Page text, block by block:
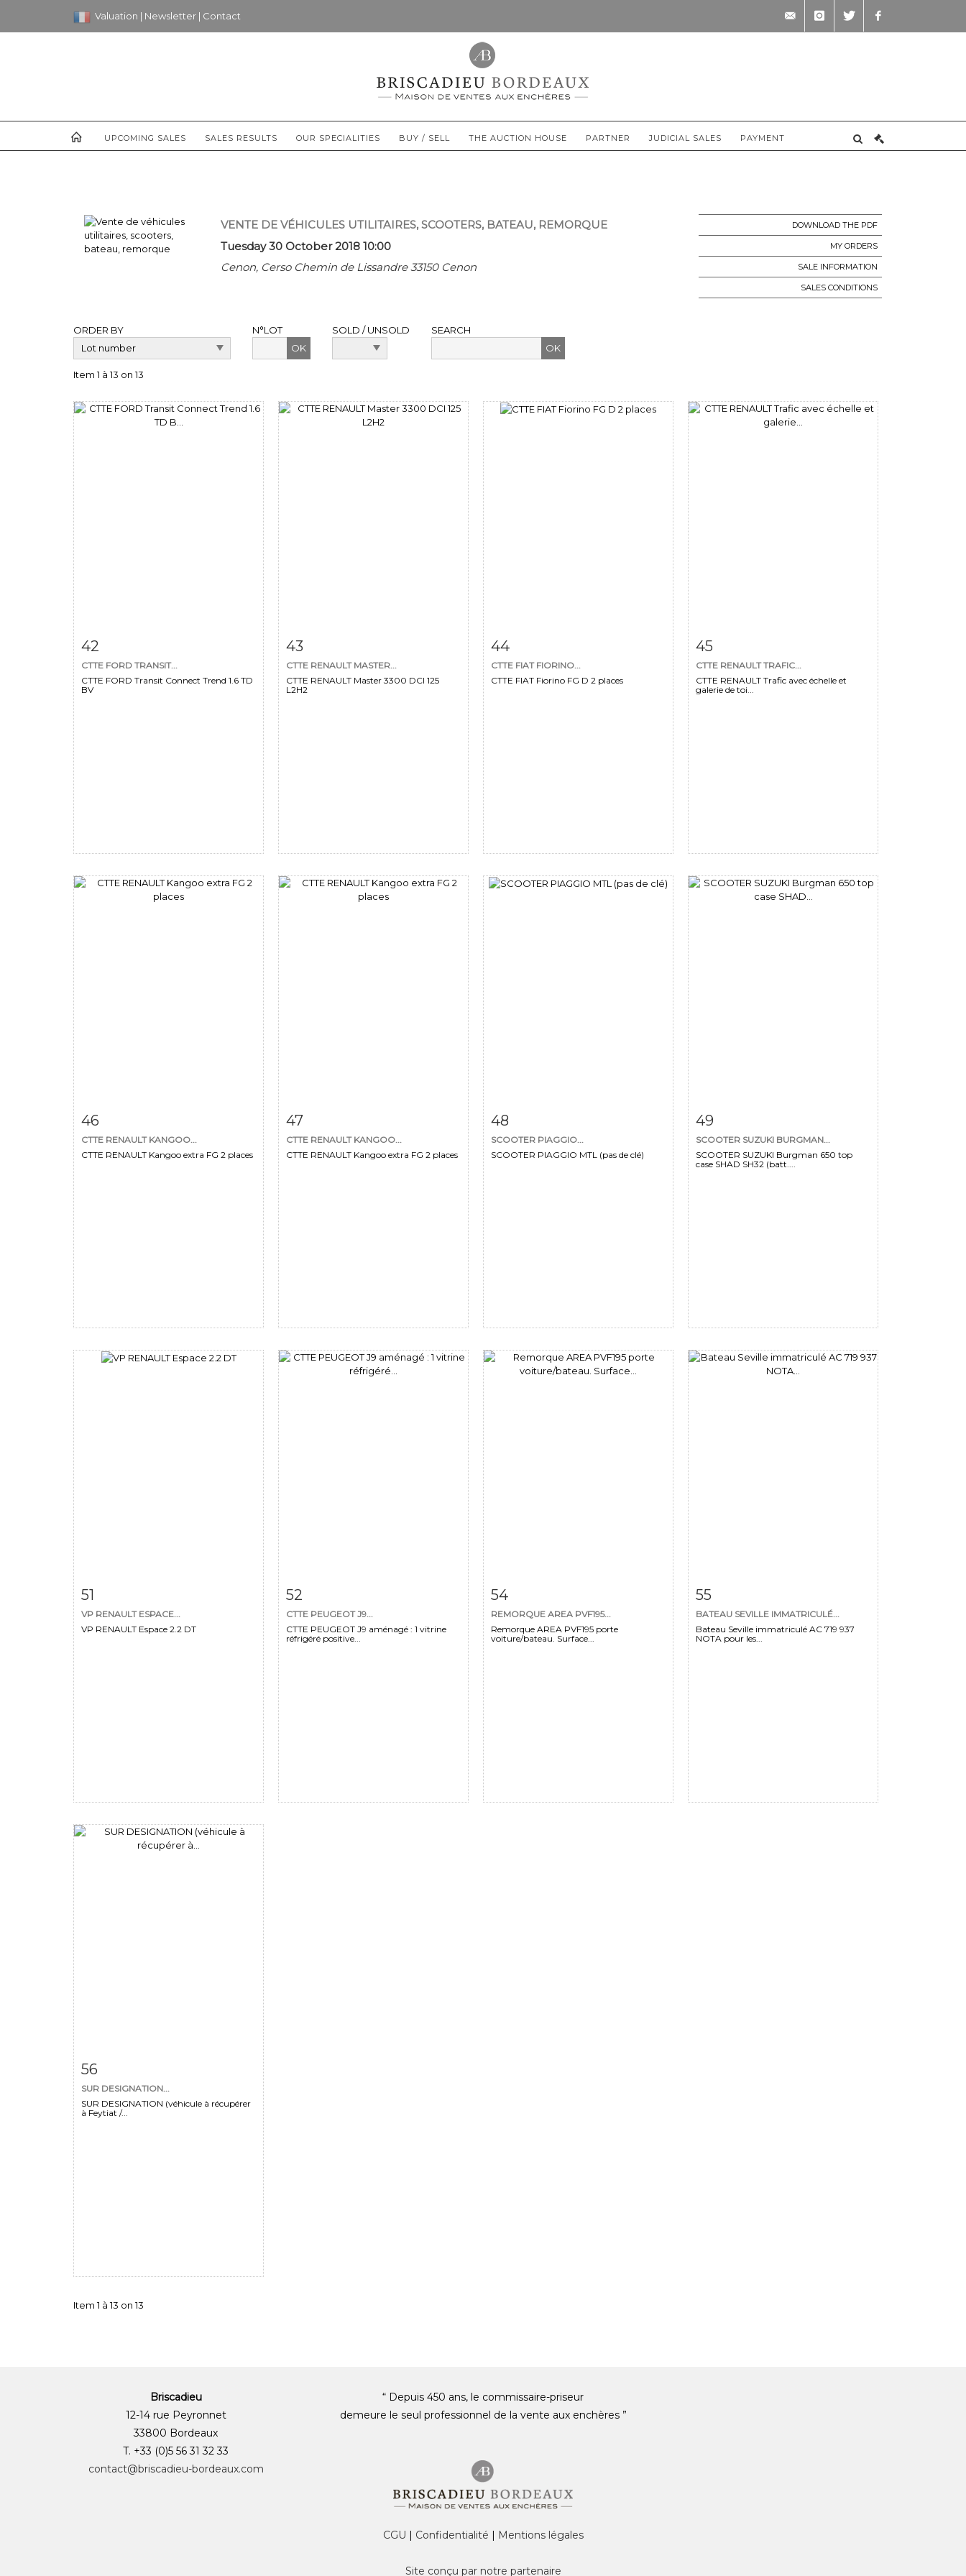
Valuation | Newsletter | Contact
UPCOMING SALES SALES RESULTS OUR SPECIALITIES BUY / SELL THE AUCTION HOUSE PARTNER JUDICIAL SALES PAYMENT
VENTE DE VÉHICULES UTILITAIRES, SCOOTERS, BATEAU, REMORQUE
Tuesday 30 October 2018 10:00
Cenon, Cerso Chemin de Lissandre 33150 Cenon
DOWNLOAD THE PDF
MY ORDERS
SALE INFORMATION
SALES CONDITIONS
ORDER BY
N°LOT
OK
SOLD / UNSOLD SEARCH
Item 1 à 13 on 13
42
CTTE FORD TRANSIT...
CTTE FORD Transit Connect Trend 1.6 TD
BV
43
CTTE RENAULT MASTER...
CTTE RENAULT Master 3300 DCI 125
L2H2
44
CTTE FIAT FIORINO...
CTTE FIAT Fiorino FG D 2 places
45
CTTE RENAULT TRAFIC...
CTTE RENAULT Trafic avec échelle et
galerie de toi...
46
CTTE RENAULT KANGOO...
CTTE RENAULT Kangoo extra FG 2 places
47
CTTE RENAULT KANGOO...
CTTE RENAULT Kangoo extra FG 2 places
48
SCOOTER PIAGGIO...
SCOOTER PIAGGIO MTL (pas de clé)
49
SCOOTER SUZUKI BURGMAN...
SCOOTER SUZUKI Burgman 650 top
case SHAD SH32 (batt....
51
VP RENAULT ESPACE...
VP RENAULT Espace 2.2 DT
52
CTTE PEUGEOT J9...
CTTE PEUGEOT J9 aménagé : 1 vitrine
réfrigéré positive...
54
REMORQUE AREA PVF195...
Remorque AREA PVF195 porte
voiture/bateau. Surface...
55
BATEAU SEVILLE IMMATRICULÉ...
Bateau Seville immatriculé AC 719 937
NOTA pour les...
56
SUR DESIGNATION...
SUR DESIGNATION (véhicule à récupérer
à Feytiat /...
Item 1 à 13 on 13
Briscadieu
12-14 rue Peyronnet
33800 Bordeaux
T. +33 (0)5 56 31 32 33
contact@briscadieu-bordeaux.com
“ Depuis 450 ans, le commissaire-priseur
demeure le seul professionnel de la vente aux enchères ”
CGU | Confidentialité | Mentions légales
Site conçu par notre partenaire